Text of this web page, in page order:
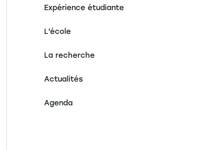
Expérience étudiante
L'école
La recherche
Actualités
Agenda